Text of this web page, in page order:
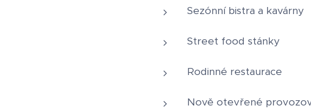
Sezónní bistra a kavárny
Street food stánky
Rodinné restaurace
Nově otevřené